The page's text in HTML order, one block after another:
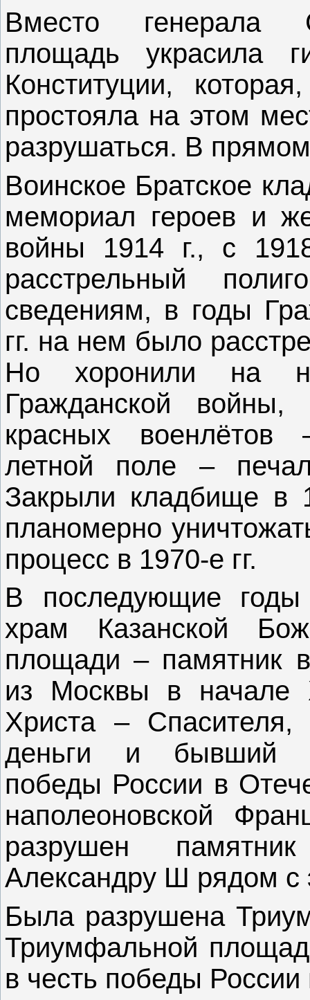
Вместо генерала
площадь украсила
Конституции,
простояла на этом
разрушаться. В
Воинское Братское
мемориал героев и
войны 1914 г., с
расстрельный
сведениям, в годы
гг. на нем было
Но хоронили на
Гражданской войны,
красных военлётов
летной поле –
Закрыли кладбище в
планомерно
процесс в 1970-е гг.
В последующие
храм Казанской
площади – памятник
из Москвы в начале
Христа –
деньги и бывший
победы России в
наполеоновской
разрушен
Александру Ш рядом с
Была разрушена
Триумфальной
в честь победы